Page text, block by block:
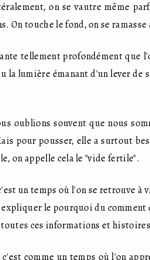
on se vautre même
On touche le fond, on se
tellement profondément que
la lumière émanant d'un lever de
oublions souvent que nous
pour pousser, elle a surtout
on appelle cela le "vide fertile".
un temps où l'on se retrouve à
le pourquoi du comment
ces informations et
comme un temps où l'on